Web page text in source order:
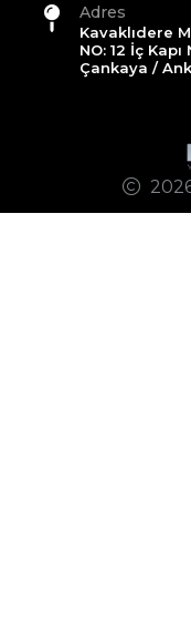
Adres
Kavaklıdere
NO: 12 İç Kapı
Çankaya /